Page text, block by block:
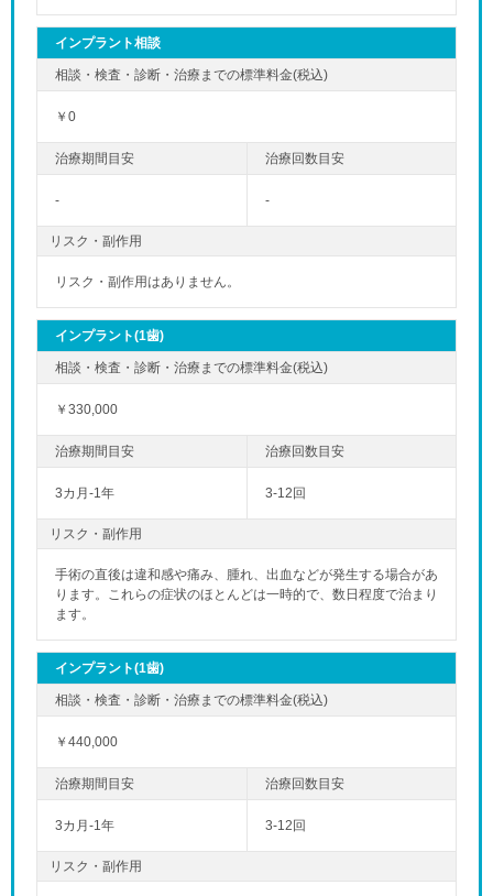
インプラント相談
￥0
- -
リスク・副作用
リスク・副作用はありません。
インプラント(1歯)
￥330,000
3カ月-1年 3-12回
リスク・副作用
手術の直後は違和感や痛み、腫れ、出血などが発生する場合があ
ります。これらの症状のほとんどは一時的で、数日程度で治まり
ます。
インプラント(1歯)
￥440,000
3カ月-1年 3-12回
リスク・副作用